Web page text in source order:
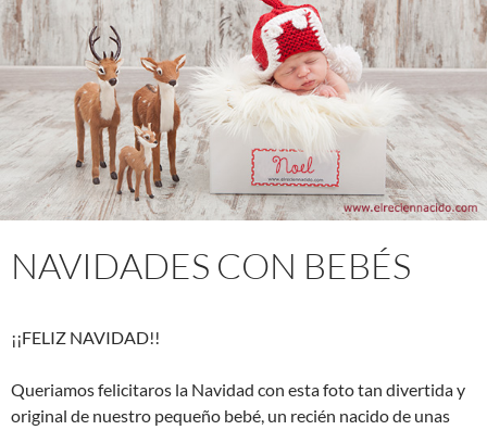
NAVIDADES CON BEBÉS
¡¡FELIZ NAVIDAD!!
Queriamos felicitaros la Navidad con esta foto tan divertida y
original de nuestro pequeño bebé, un recién nacido de unas